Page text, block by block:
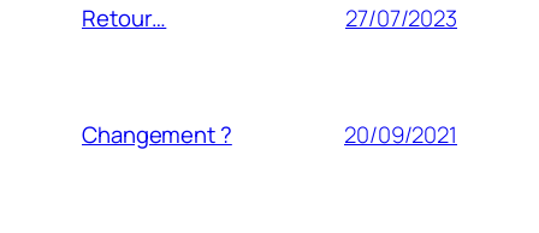
Retour… 27/07/2023
Changement ? 20/09/2021